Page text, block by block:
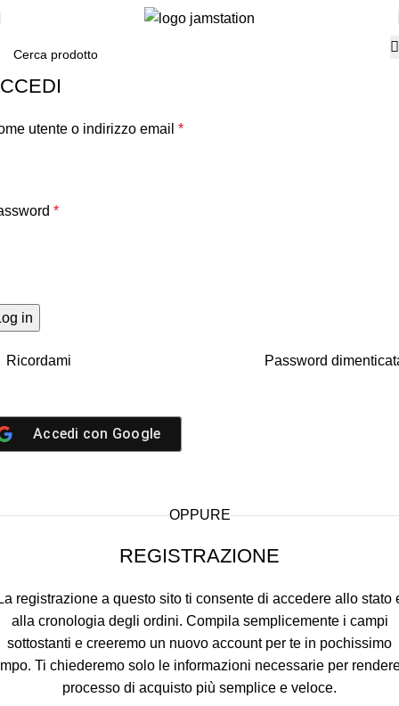
utente o indirizzo email *
*
in
Password
Ricordami
Accedi con Google
OPPURE
REGISTRAZIONE
registrazione a questo sito ti consente di accedere allo stato
alla cronologia degli ordini. Compila semplicemente i campi
sottostanti e creeremo un nuovo account per te in pochissimo
Ti chiederemo solo le informazioni necessarie per
processo di acquisto più semplice e veloce.